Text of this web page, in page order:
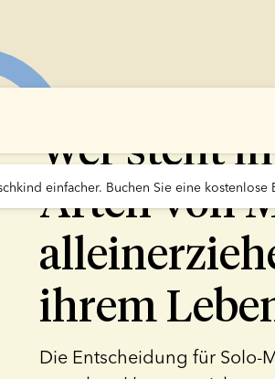
einfacher. Buchen Sie eine kostenlose
Wer steht
Arten von
ihrem
Die Entscheidung für Solo-